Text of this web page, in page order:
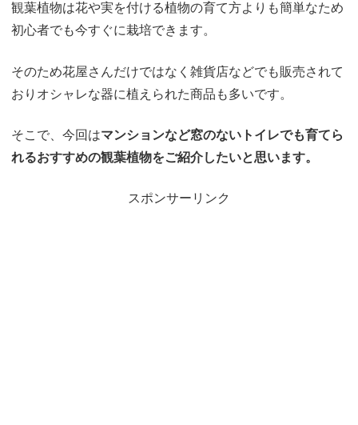
c
e
b
o
k
i
t
t
r
t
e
n
観葉植物は花や実を付ける植物の育て方よりも簡単なため
初心者でも今すぐに栽培できます。
そのため花屋さんだけではなく雑貨店などでも販売されて
おりオシャレな器に植えられた商品も多いです。
そこで、今回はマンションなど窓のないトイレでも育てら
れるおすすめの観葉植物をご紹介したいと思います。
スポンサーリンク